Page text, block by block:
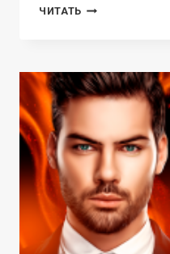
ЧИТАТЬ ЧУЖАЯ
БУДЕШЬ
МОЕЙ!